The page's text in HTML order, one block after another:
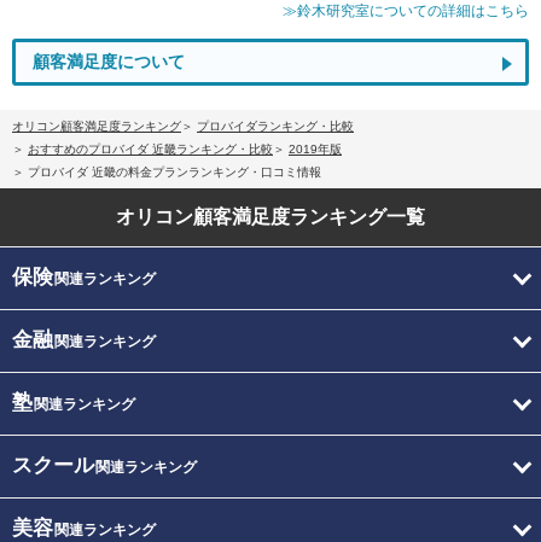
≫鈴木研究室についての詳細はこちら
顧客満足度について
オリコン顧客満足度ランキング
プロバイダランキング・比較
おすすめのプロバイダ 近畿ランキング・比較
2019年版
プロバイダ 近畿の料金プランランキング・口コミ情報
オリコン顧客満足度ランキング一覧
保険関連ランキング
金融関連ランキング
塾関連ランキング
スクール関連ランキング
美容関連ランキング